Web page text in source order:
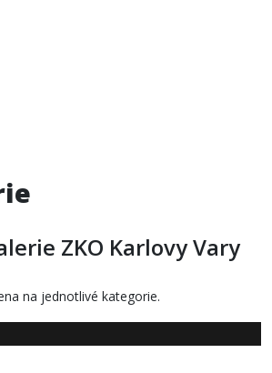
ZKO Karlovy Vary
na jednotlivé kategorie.